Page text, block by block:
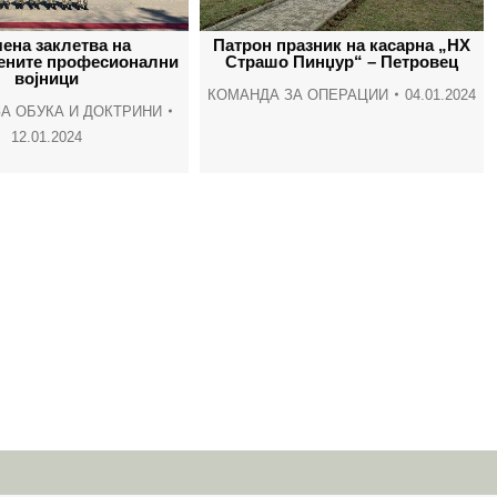
windowwindowwindow
заклетва на
професионални
војници
ОБУКА И ДОКТРИНИ
12.01.2024
Патрон празник на касарна „НХ
Страшо Пинџур“ – Петровец
КОМАНДА ЗА ОПЕРАЦИИ 04.01.2024